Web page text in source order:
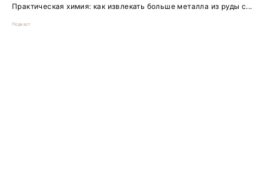
Практическая химия: как извлекать больше металла из руды с...
Подкаст